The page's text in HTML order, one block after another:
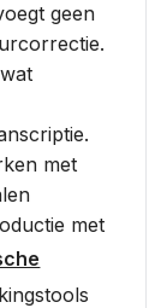
geen
met
met